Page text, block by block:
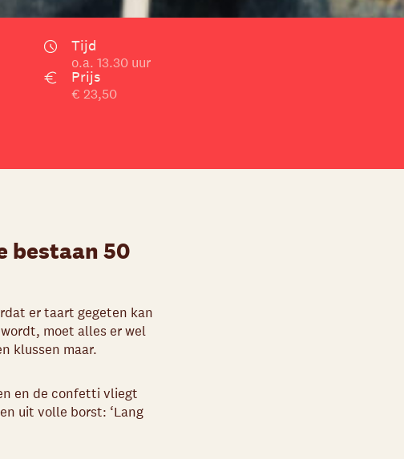
Tijd
o.a. 13.30 uur
Prijs
€ 23,50
bestaan 50
er taart gegeten kan
moet alles er wel
klussen maar.
en de confetti vliegt
uit volle borst: ‘Lang